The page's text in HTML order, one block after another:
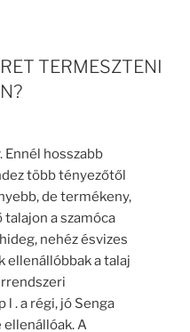
TERMESZTENI
Ennél hosszabb
több tényezőtől
de termékeny,
a szamóca
nehéz ésvizes
ellenállóbbak a talaj
. a régi, jó Senga
ellenállóak. A